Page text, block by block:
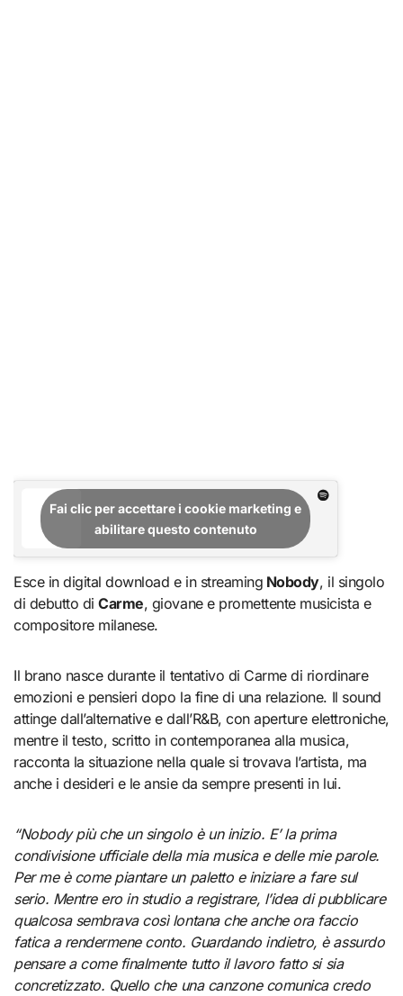
Fai clic per accettare i cookie marketing e
abilitare questo contenuto
Esce in digital download e in streaming Nobody, il singolo
di debutto diCarme, giovane e promettente musicista e
compositore milanese.
Il brano nasce durante il tentativo di Carme di riordinare
emozioni e pensieri dopo la fine di una relazione. Il sound
attinge dall’alternative e dall’R&B, con aperture elettroniche,
mentre il testo, scritto in contemporanea alla musica,
racconta la situazione nella quale si trovava l’artista, ma
anche i desideri e le ansie da sempre presenti in lui.
“Nobody più che un singolo è un inizio. E’ la prima
condivisione ufficiale della mia musica e delle mie parole.
Per me è come piantare un paletto e iniziare a fare sul
serio. Mentre ero in studio a registrare, l’idea di pubblicare
qualcosa sembrava così lontana che anche ora faccio
fatica a rendermene conto. Guardando indietro, è assurdo
pensare a come finalmente tutto il lavoro fatto si sia
concretizzato. Quello che una canzone comunica credo